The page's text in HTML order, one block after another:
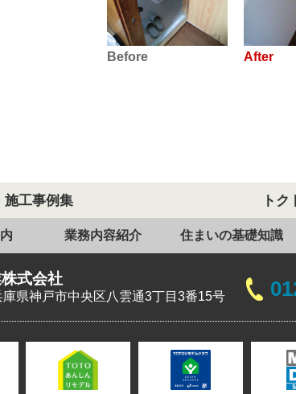
施工事例集 トク
業務内容紹介 住まいの基礎知識
式会社
庫県神戸市中央区八雲通3丁目3番15号